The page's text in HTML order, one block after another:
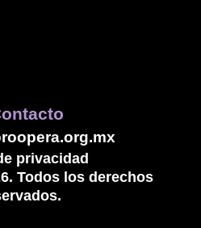
privacidad
Todos los derechos